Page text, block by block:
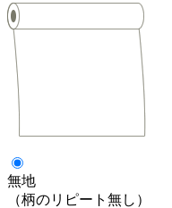
無地
（柄のリピート無し）